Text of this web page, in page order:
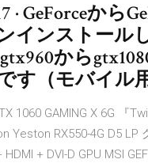
· GeForceか
インストール
から
す（モバイル
1060 GAMING X 6G 『
Yeston RX550-4G D5 LP
HDMI + DVI-D GPU MSI